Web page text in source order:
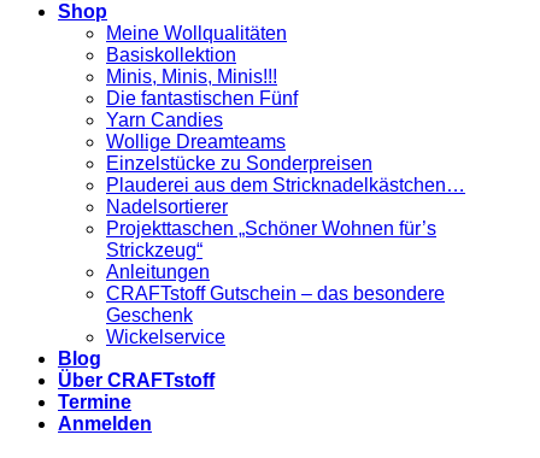
Shop
Meine Wollqualitäten
Basiskollektion
Minis, Minis, Minis!!!
Die fantastischen Fünf
Yarn Candies
Wollige Dreamteams
Einzelstücke zu Sonderpreisen
Plauderei aus dem Stricknadelkästchen…
Nadelsortierer
Projekttaschen „Schöner Wohnen für’s
Strickzeug“
Anleitungen
CRAFTstoff Gutschein – das besondere
Geschenk
Wickelservice
Blog
Über CRAFTstoff
Termine
Anmelden